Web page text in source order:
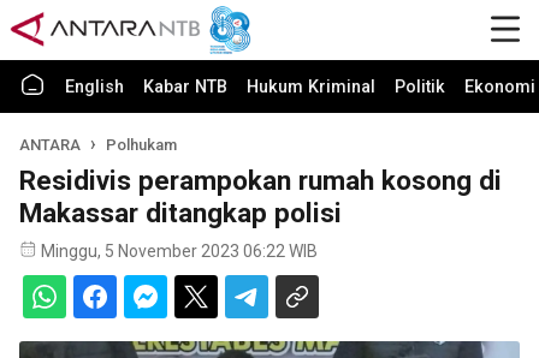
English Kabar NTB Hukum Kriminal Politik
ANTARA Polhukam
Residivis perampokan rumah kosong di
Makassar ditangkap polisi
Minggu, 5 November 2023 06:22 WIB